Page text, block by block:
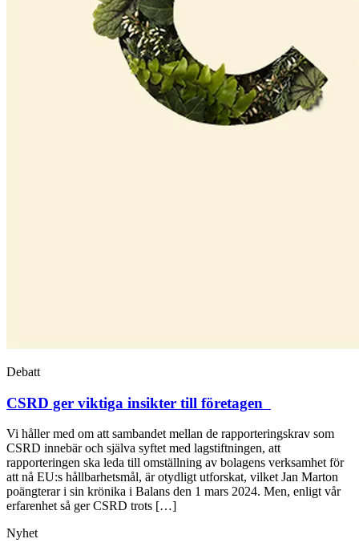
Debatt
CSRD ger viktiga insikter till företagen
Vi håller med om att sambandet mellan de rapporteringskrav som
CSRD innebär och själva syftet med lagstiftningen, att
rapporteringen ska leda till omställning av bolagens verksamhet för
att nå EU:s hållbarhetsmål, är otydligt utforskat, vilket Jan Marton
poängterar i sin krönika i Balans den 1 mars 2024. Men, enligt vår
erfarenhet så ger CSRD trots […]
Nyhet